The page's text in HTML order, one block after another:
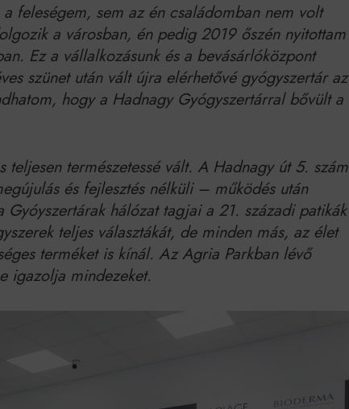
feleségem, sem az én családomban nem volt
a városban, én pedig 2019 őszén nyitottam
Ez a vállalkozásunk és a bevásárlóközpont
szünet után vált újra elérhetővé gyógyszertár az
hogy a Hadnagy Gyógyszertárral bővült a
természetessé vált. A Hadnagy út 5. szám
és fejlesztés nélküli – működés után
hálózat tagjai a 21. századi patikák
teljes választákát, de minden más, az élet
terméket is kínál. Az Agria Parkban lévő
igazolja mindezeket.